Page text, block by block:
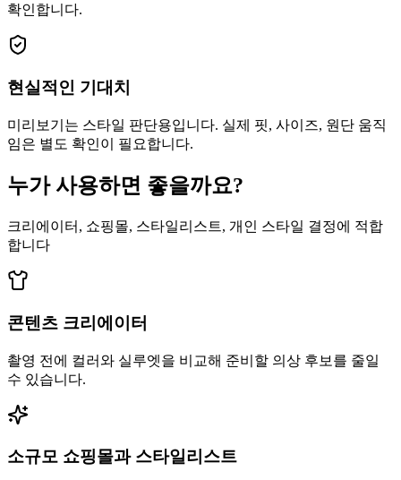
확인합니다.
현실적인 기대치
미리보기는 스타일 판단용입니다. 실제 핏, 사이즈, 원단 움직
임은 별도 확인이 필요합니다.
누가 사용하면 좋을까요?
크리에이터, 쇼핑몰, 스타일리스트, 개인 스타일 결정에 적합
합니다
콘텐츠 크리에이터
촬영 전에 컬러와 실루엣을 비교해 준비할 의상 후보를 줄일
수 있습니다.
소규모 쇼핑몰과 스타일리스트